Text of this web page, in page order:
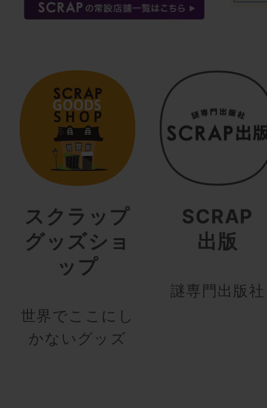
スクラップ
グッズショ
ップ
世界でここにし
かないグッズ
SCRAP
出版
謎専門出版社